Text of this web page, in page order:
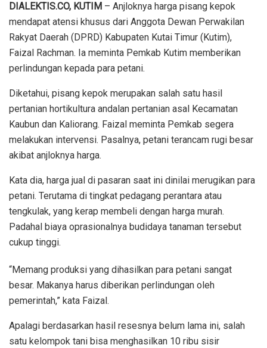
DIALEKTIS.CO, KUTIM – Anjloknya harga pisang kepok
mendapat atensi khusus dari Anggota Dewan Perwakilan
Rakyat Daerah (DPRD) Kabupaten Kutai Timur (Kutim),
Faizal Rachman. Ia meminta Pemkab Kutim memberikan
perlindungan kepada para petani.
Diketahui, pisang kepok merupakan salah satu hasil
pertanian hortikultura andalan pertanian asal Kecamatan
Kaubun dan Kaliorang. Faizal meminta Pemkab segera
melakukan intervensi. Pasalnya, petani terancam rugi besar
akibat anjloknya harga.
Kata dia, harga jual di pasaran saat ini dinilai merugikan para
petani. Terutama di tingkat pedagang perantara atau
tengkulak, yang kerap membeli dengan harga murah.
Padahal biaya oprasionalnya budidaya tanaman tersebut
cukup tinggi.
“Memang produksi yang dihasilkan para petani sangat
besar. Makanya harus diberikan perlindungan oleh
pemerintah,” kata Faizal.
Apalagi berdasarkan hasil resesnya belum lama ini, salah
satu kelompok tani bisa menghasilkan 10 ribu sisir